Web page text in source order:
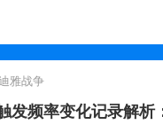
雅战争
发频率变化记录解析